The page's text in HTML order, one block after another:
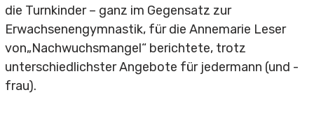
Mädchenturnen Dienstag
Mädchenturnen Donnerstag
Bubenturnen
die Turnkinder – ganz im Gegensatz zur
Erwachsenengymnastik, für die Annemarie Leser
von„Nachwuchsmangel“ berichtete, trotz
unterschiedlichster Angebote für jedermann (und -
frau).